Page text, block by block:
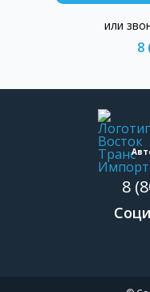
или
8
8